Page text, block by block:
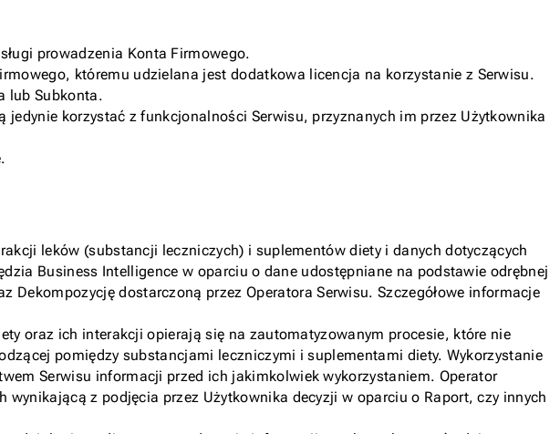
prowadzenia Konta Firmowego.
któremu udzielana jest dodatkowa licencja na korzystanie z Serwisu.
lub Subkonta.
korzystać z funkcjonalności Serwisu, przyznanych im przez Użytkownika
leków (substancji leczniczych) i suplementów diety i danych dotyczących
Business Intelligence w oparciu o dane udostępniane na podstawie odrębnej
Dekompozycję dostarczoną przez Operatora Serwisu. Szczegółowe informacje
oraz ich interakcji opierają się na zautomatyzowanym procesie, które nie
pomiędzy substancjami leczniczymi i suplementami diety. Wykorzystanie
Serwisu informacji przed ich jakimkolwiek wykorzystaniem. Operator
z podjęcia przez Użytkownika decyzji w oparciu o Raport, czy innych